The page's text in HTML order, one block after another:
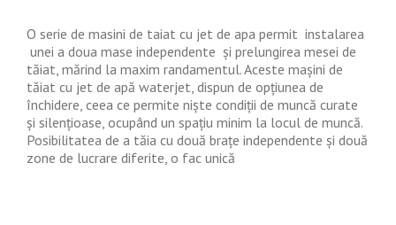
O serie de masini de taiat cu jet de apa permit instalarea
unei a doua mase independente și prelungirea mesei de
tăiat, mărind la maxim randamentul. Aceste mașini de
tăiat cu jet de apă waterjet, dispun de opțiunea de
închidere, ceea ce permite niște condiții de muncă curate
și silențioase, ocupând un spațiu minim la locul de muncă.
Posibilitatea de a tăia cu două brațe independente și două
zone de lucrare diferite, o fac unică